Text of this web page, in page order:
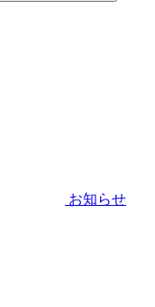
お知らせ